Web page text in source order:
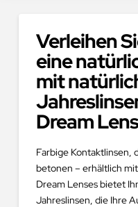
Verleihen
eine
mit
Dream
Farbige Kontaktlinsen,
betonen – erhältlich
Dream Lenses bietet
Jahreslinsen, die Ihre